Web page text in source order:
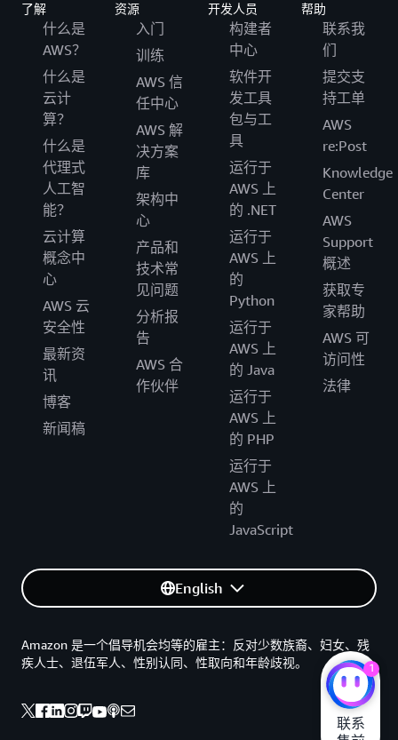
了解
什么是
AWS？
什么是
云计
算？
什么是
代理式
人工智
能？
云计算
概念中
心
AWS 云
安全性
最新资
讯
博客
新闻稿
资源
入门
训练
AWS 信
任中心
AWS 解
决方案
库
架构中
心
产品和
技术常
见问题
分析报
告
AWS 合
作伙伴
开发人员
构建者
中心
软件开
发工具
包与工
具
运行于
AWS 上
的 .NET
运行于
AWS 上
的
Python
运行于
AWS 上
的 Java
运行于
AWS 上
的 PHP
运行于
AWS 上
的
JavaScript
帮助
联系我
们
提交支
持工单
AWS
re:Post
Knowledge
Center
AWS
Support
概述
获取专
家帮助
AWS 可
访问性
法律
English
Amazon 是一个倡导机会均等的雇主：反对少数族裔、妇女、残
疾人士、退伍军人、性别认同、性取向和年龄歧视。
1
联系